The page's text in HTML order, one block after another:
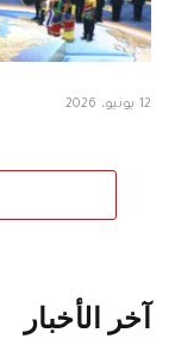
12 يونيو، 2026
آخر الأخبار